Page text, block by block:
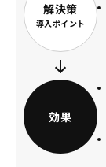
解決策
導入ポイント
効果